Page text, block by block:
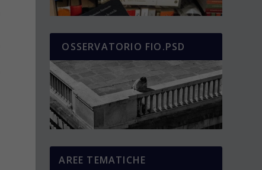
OSSERVATORIO FIO.PSD
AREE TEMATICHE